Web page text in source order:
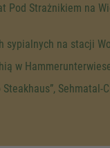
Pod Strażnikiem na
sypialnych na stacji
w
Sehmatal-